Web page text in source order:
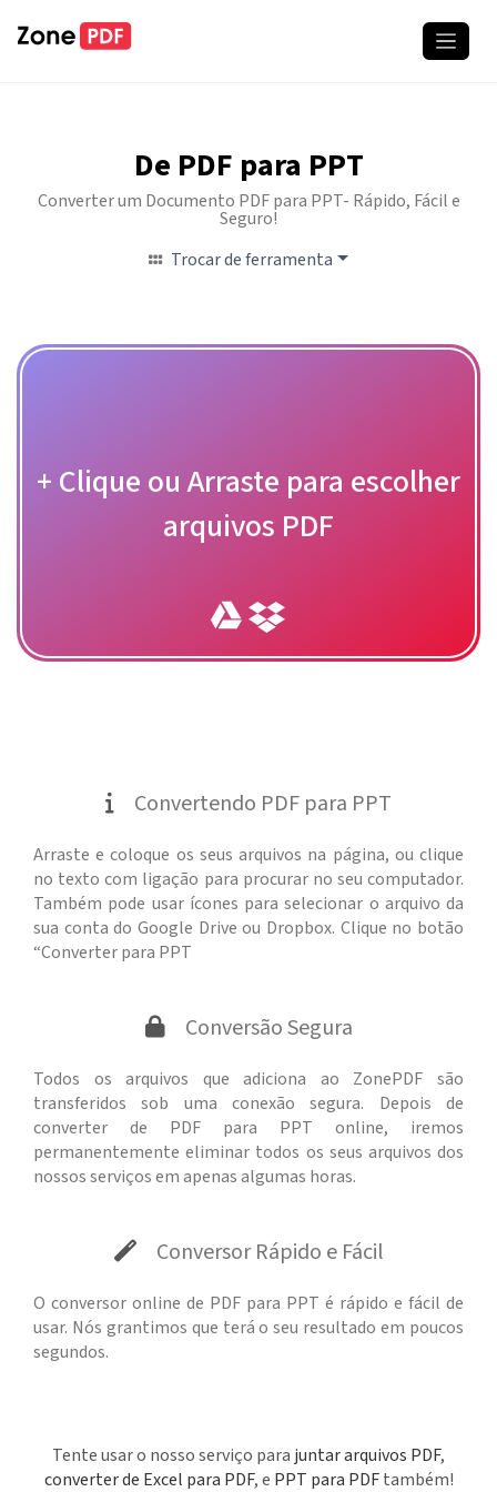
De PDF para PPT
Converter um Documento PDF para PPT- Rápido, Fácil e
Seguro!
Trocar de ferramenta
+ Clique ou Arraste para escolher
arquivos PDF
Convertendo PDF para PPT
Arraste e coloque os seus arquivos na página, ou clique
no texto com ligação para procurar no seu computador.
Também pode usar ícones para selecionar o arquivo da
sua conta do Google Drive ou Dropbox. Clique no botão
“Converter para PPT
Conversão Segura
Todos os arquivos que adiciona ao ZonePDF são
transferidos sob uma conexão segura. Depois de
converter de PDF para PPT online, iremos
permanentemente eliminar todos os seus arquivos dos
nossos serviços em apenas algumas horas.
Conversor Rápido e Fácil
O conversor online de PDF para PPT é rápido e fácil de
usar. Nós grantimos que terá o seu resultado em poucos
segundos.
Tente usar o nosso serviço para juntar arquivos PDF,
converter de Excel para PDF, e PPT para PDFtambém!